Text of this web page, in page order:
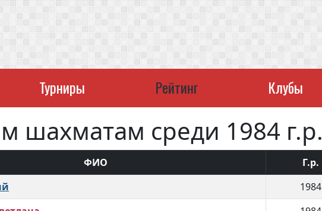
Турниры Рейтинг Клубы
шахматам среди 1984 г.р.
ФИО Г.р.
1984